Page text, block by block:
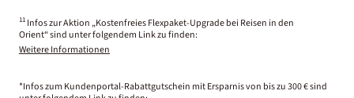
11 Infos zur Aktion „Kostenfreies Flexpaket-Upgrade bei Reisen in den
Orient“ sind unter folgendem Link zu finden:
Weitere Informationen
*Infos zum Kundenportal-Rabattgutschein mit Ersparnis von bis zu 300 € sind